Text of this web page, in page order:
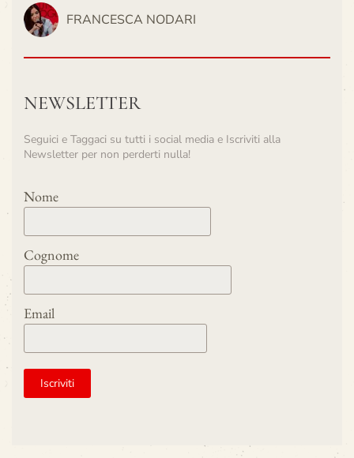
FRANCESCA NODARI
NEWSLETTER
Seguici e Taggaci su tutti i social media e Iscriviti alla
Newsletter per non perderti nulla!
Nome
Cognome
Email